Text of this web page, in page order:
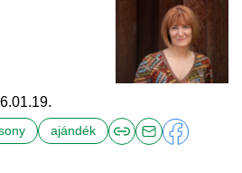
ajándék